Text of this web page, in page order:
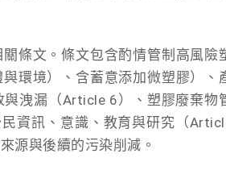
條文。條文包含酌情管制高風險
環境）、含蓄意添加微塑膠）、
洩漏（Article 6）、塑膠廢棄物
資訊、意識、教育與研究（
源與後續的污染削減。